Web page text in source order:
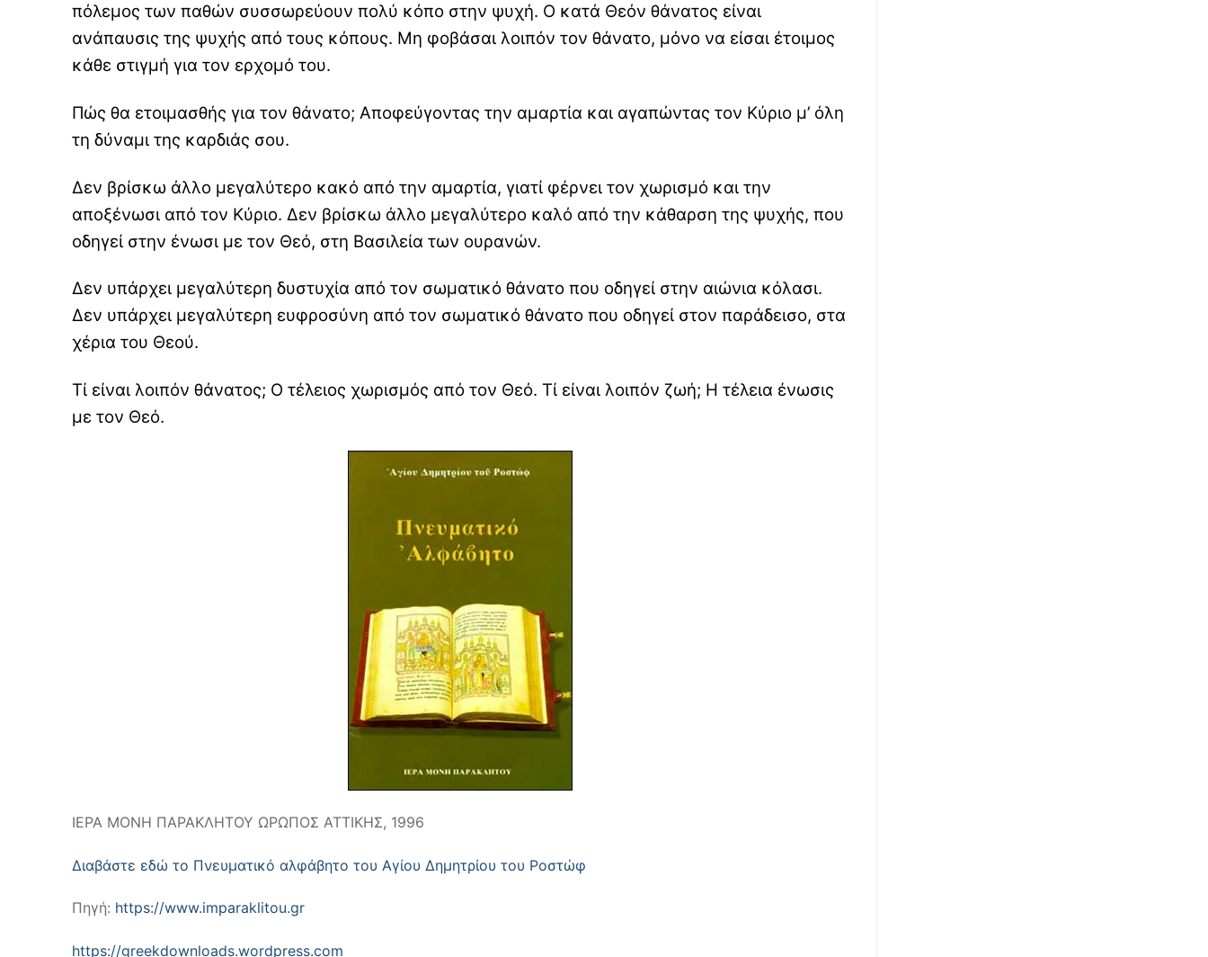
πόλεμος των παθών συσσωρεύουν πολύ κόπο στην ψυχή. Ο κατά Θεόν θάνατος είναι
ανάπαυσις της ψυχής από τους κόπους. Μη φοβάσαι λοιπόν τον θάνατο, μόνο να είσαι έτοιμος
κάθε στιγμή για τον ερχομό του.
Πώς θα ετοιμασθής για τον θάνατο; Αποφεύγοντας την αμαρτία και αγαπώντας τον Κύριο μ’ όλη
τη δύναμι της καρδιάς σου.
Δεν βρίσκω άλλο μεγαλύτερο κακό από την αμαρτία, γιατί φέρνει τον χωρισμό και την
αποξένωσι από τον Κύριο. Δεν βρίσκω άλλο μεγαλύτερο καλό από την κάθαρση της ψυχής, που
οδηγεί στην ένωσι με τον Θεό, στη Βασιλεία των ουρανών.
Δεν υπάρχει μεγαλύτερη δυστυχία από τον σωματικό θάνατο που οδηγεί στην αιώνια κόλασι.
Δεν υπάρχει μεγαλύτερη ευφροσύνη από τον σωματικό θάνατο που οδηγεί στον παράδεισο, στα
χέρια του Θεού.
Τί είναι λοιπόν θάνατος; Ο τέλειος χωρισμός από τον Θεό. Τί είναι λοιπόν ζωή; Η τέλεια ένωσις
με τον Θεό.
ΙΕΡΑ ΜΟΝΗ ΠΑΡΑΚΛΗΤΟΥ ΩΡΩΠΟΣ ΑΤΤΙΚΗΣ, 1996
Διαβάστε εδώ το Πνευματικό αλφάβητο του Αγίου Δημητρίου του Ροστώφ
Πηγή: https://www.imparaklitou.gr
https://greekdownloads.wordpress.com